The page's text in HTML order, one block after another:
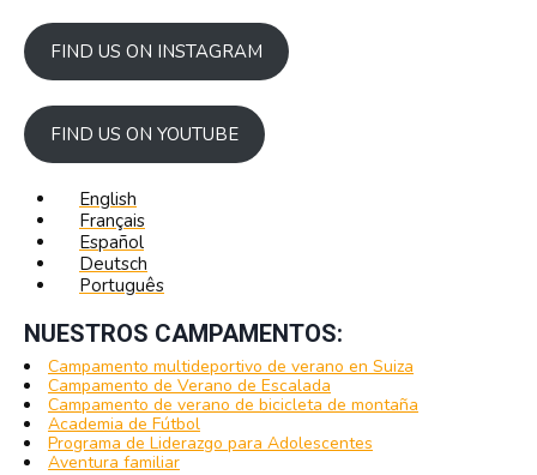
FIND US ON INSTAGRAM
FIND US ON YOUTUBE
English
Français
Español
Deutsch
Português
NUESTROS CAMPAMENTOS:
Campamento multideportivo de verano en Suiza
Campamento de Verano de Escalada
Campamento de verano de bicicleta de montaña
Academia de Fútbol
Programa de Liderazgo para Adolescentes
Aventura familiar